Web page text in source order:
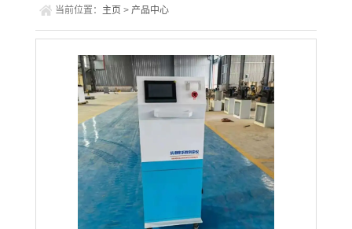
当前位置： 主页 > 产品中心